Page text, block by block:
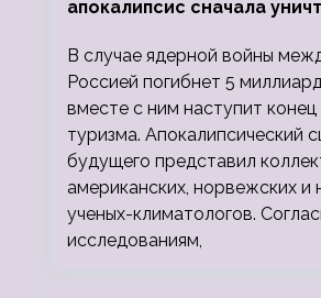
апокалипсис сначала
людей
В случае ядерной войны
Россией погибнет 5
вместе с ним наступит конец
туризма. Апокалипсический
будущего представил
американских, норвежских и
ученых-климатологов.
исследованиям,